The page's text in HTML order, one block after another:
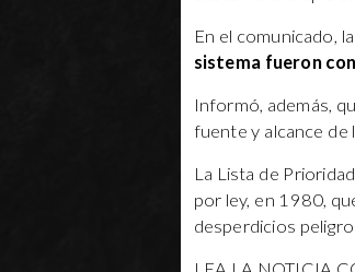
En el comunicado,
sistema fueron
Informó, además,
fuente y alcance de
La Lista de
por ley, en 1980,
desperdicios